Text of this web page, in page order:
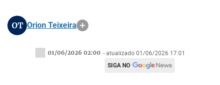
OT Orion Teixeira
01/06/2026 02:00 - atualizado 01/06/2026 17:01
SIGA NO